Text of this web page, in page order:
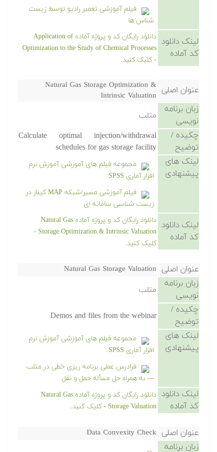
فیلم آموزشی تعمیر رادیو توسط زیست
شناس ها
لینک دانلود
کد آماده
دانلود رایگان کد و پروژه آماده Application of
Optimization to the Study of Chemical Processes
- کلیک کنید.
عنوان اصلی Natural Gas Storage Optimization &
Intrinsic Valuation
زبان برنامه
نویسی
متلب
چکیده /
توضیح
Calculate optimal injection/withdrawal
schedules for gas storage facility
لینک های
پیشنهادی
مجموعه فیلم های آموزشی آموزش نرم
افزار آماری SPSS
فیلم آموزشی مسیر/شبکه MAP کیناز در
زیست شناسی سامانه ای
لینک دانلود
کد آماده
دانلود رایگان کد و پروژه آماده Natural Gas
Storage Optimization & Intrinsic Valuation -
کلیک کنید.
عنوان اصلی Natural Gas Storage Valuation
زبان برنامه
نویسی
متلب
چکیده /
توضیح
Demos and files from the webinar
لینک های
پیشنهادی
مجموعه فیلم های آموزشی آموزش نرم
افزار آماری SPSS
فرادرس عملی برنامه ریزی خطی در متلب
— به همراه حل مسأله حمل و نقل
لینک دانلود
کد آماده
دانلود رایگان کد و پروژه آماده Natural Gas
Storage Valuation - کلیک کنید.
عنوان اصلی Data Convexity Check
زبان برنامه